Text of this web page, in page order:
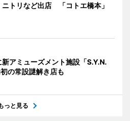
ニトリなど出店 「コトエ橋本」
アミューズメント施設「S.Y.N.
の常設謎解き店も
っと見る